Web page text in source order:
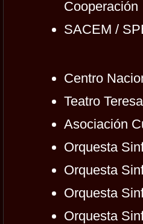
Cooperación
SACEM /
Centro
Teatro
Asociación
Orquesta
Orquesta
Orquesta
Orquesta